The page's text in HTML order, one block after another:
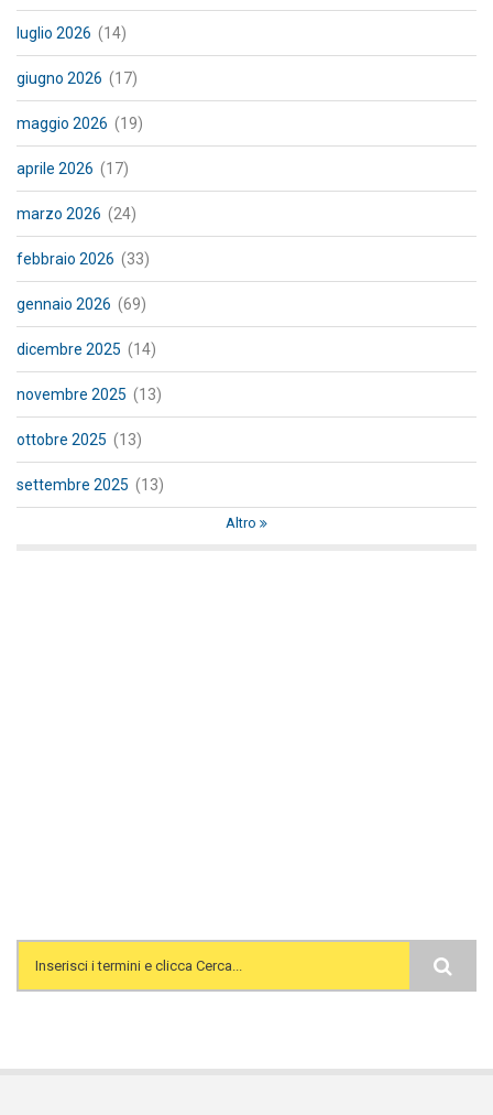
luglio 2026 (14)
giugno 2026 (17)
maggio 2026 (19)
aprile 2026 (17)
marzo 2026 (24)
febbraio 2026 (33)
gennaio 2026 (69)
dicembre 2025 (14)
novembre 2025 (13)
ottobre 2025 (13)
settembre 2025 (13)
Altro
Search form